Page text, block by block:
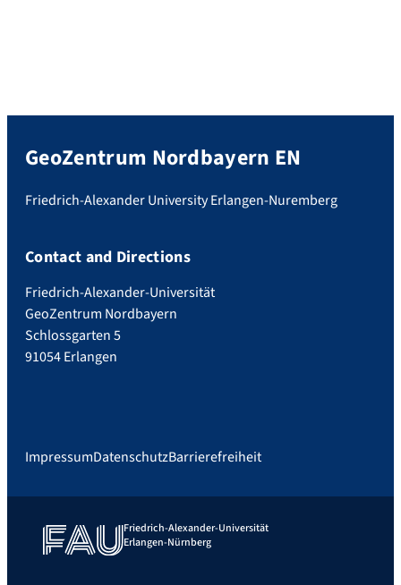
GeoZentrum Nordbayern EN
Friedrich-Alexander University Erlangen-Nuremberg
Contact and Directions
Friedrich-Alexander-Universität
GeoZentrum Nordbayern
Schlossgarten 5
91054 Erlangen
ImpressumDatenschutzBarrierefreiheit
Friedrich-Alexander-Universität
Erlangen-Nürnberg